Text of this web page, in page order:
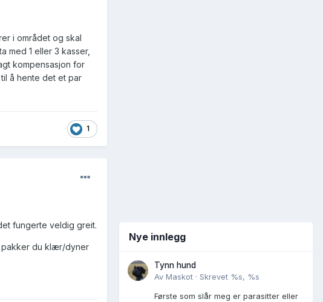
i området og skal
med 1 eller 3 kasser,
kompensasjon for
å hente det et par
1
fungerte veldig greit.
pakker du klær/dyner
Nye innlegg
Tynn hund
Av Maskot · Skrevet %s, %s
Første som slår meg er parasitter eller